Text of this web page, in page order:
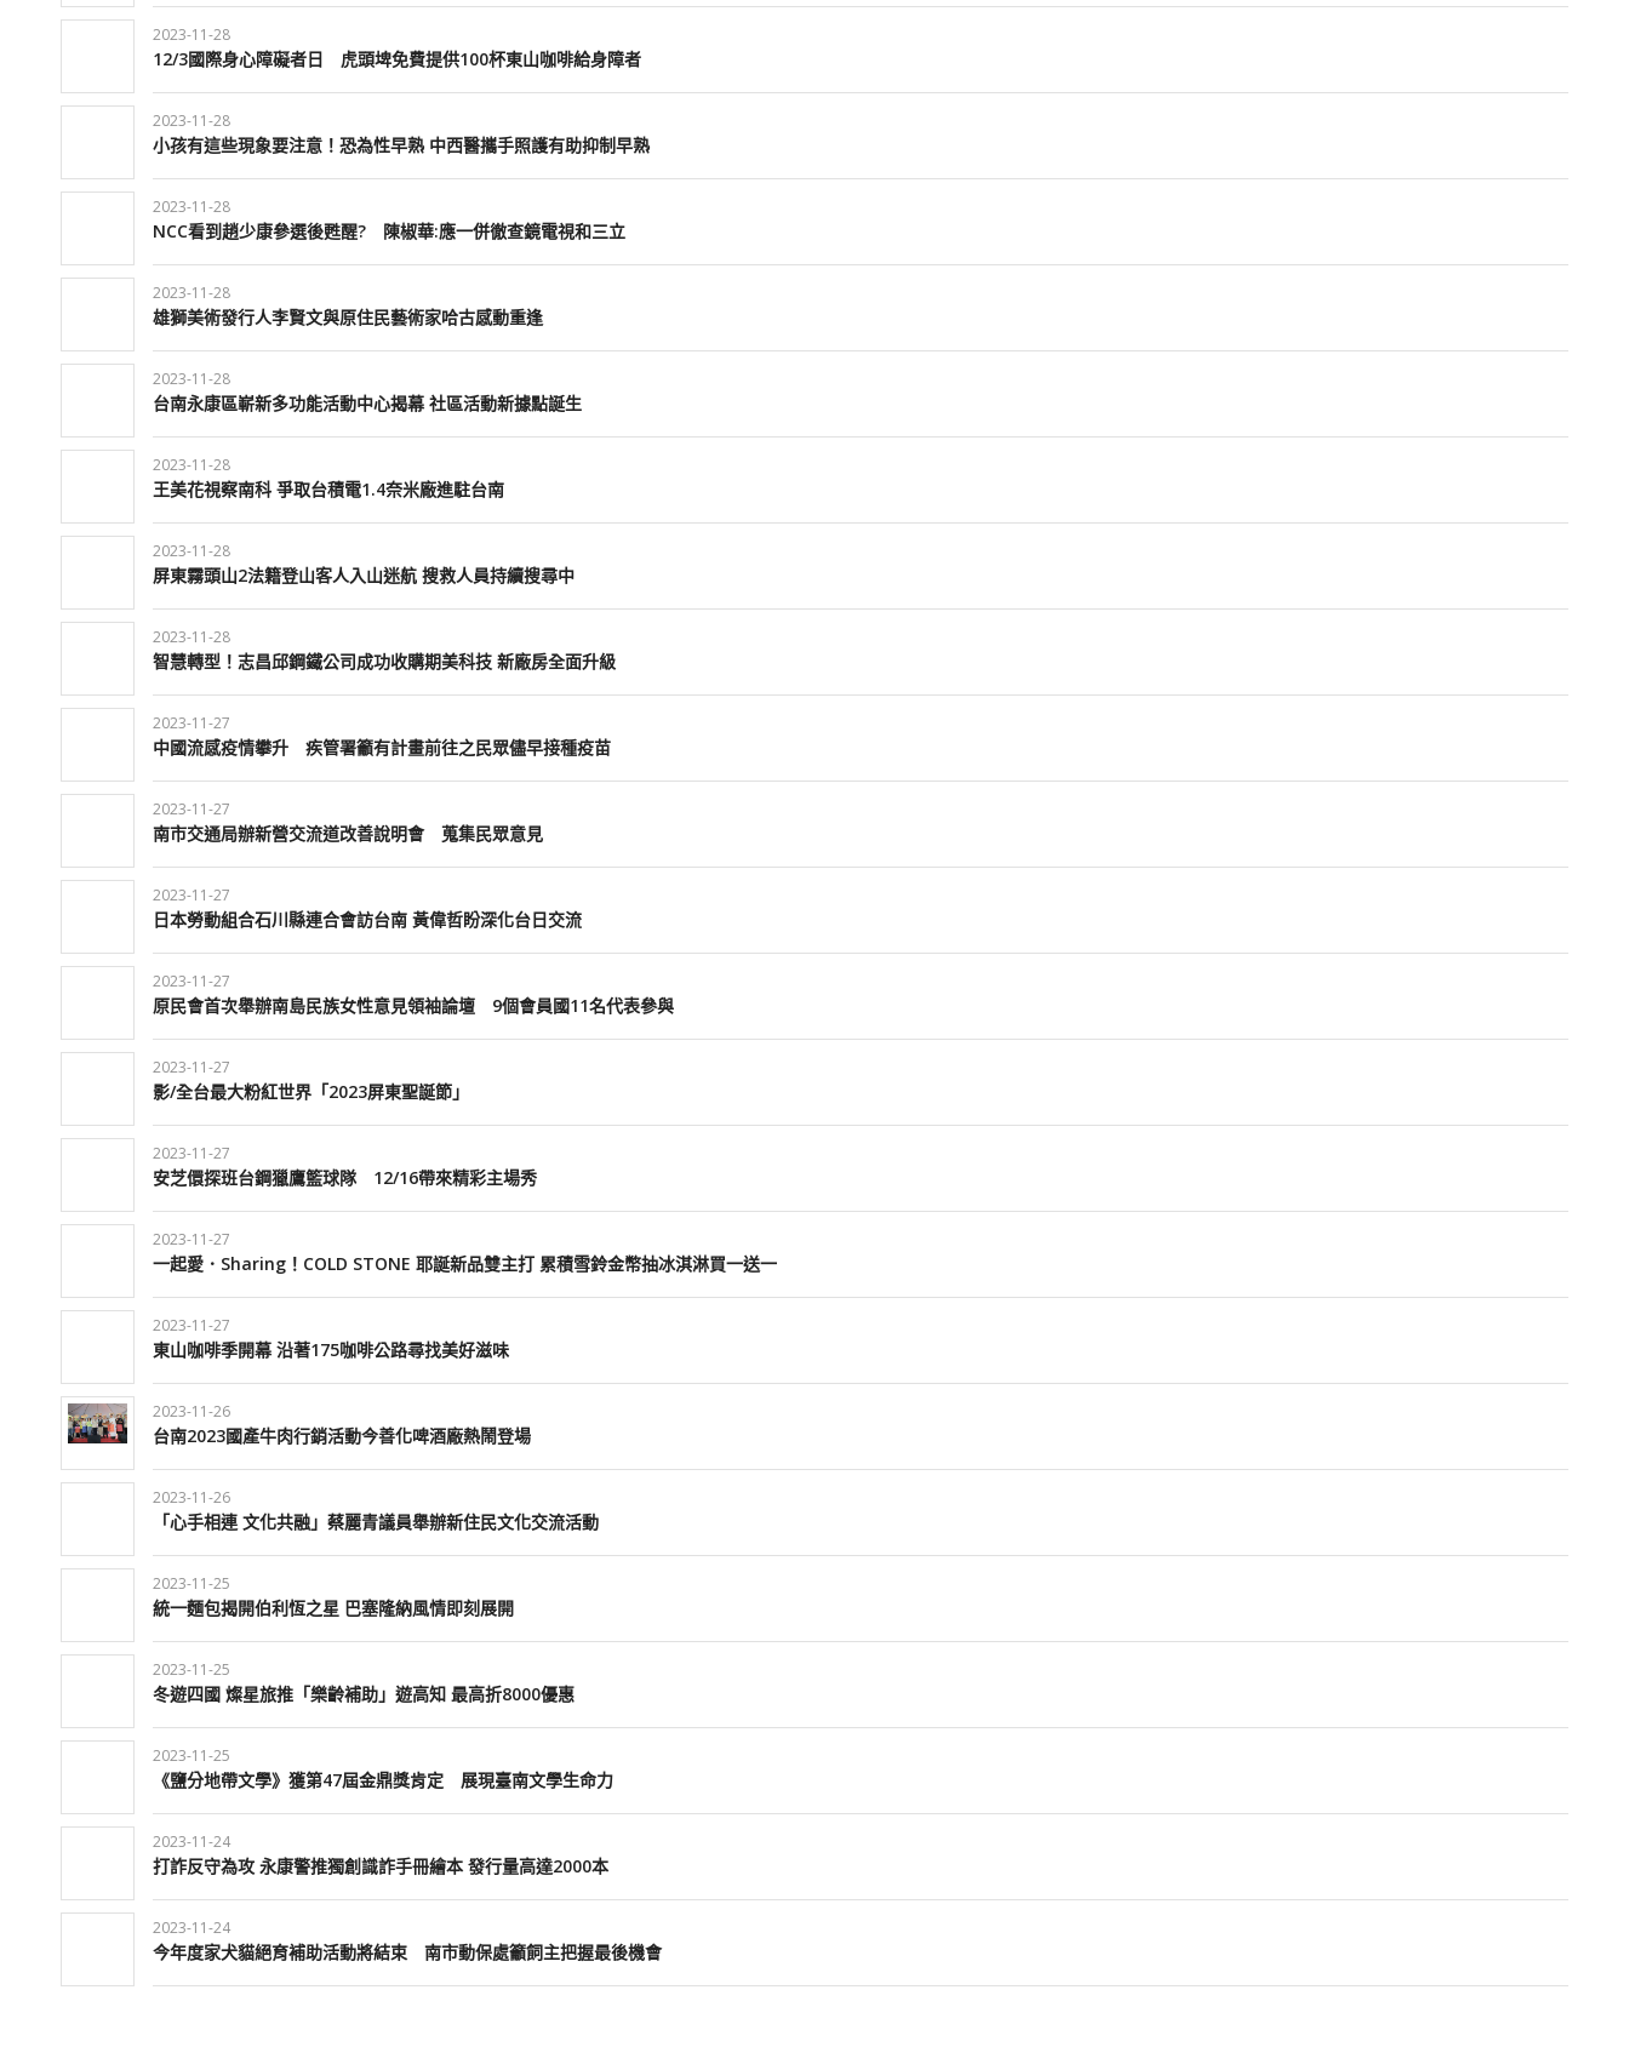
2023-11-28
12/3國際身心障礙者日 虎頭埤免費提供100杯東山咖啡給身障者
2023-11-28
小孩有這些現象要注意！恐為性早熟 中西醫攜手照護有助抑制早熟
2023-11-28
NCC看到趙少康參選後甦醒? 陳椒華:應一併徹查鏡電視和三立
2023-11-28
雄獅美術發行人李賢文與原住民藝術家哈古感動重逢
2023-11-28
台南永康區嶄新多功能活動中心揭幕 社區活動新據點誕生
2023-11-28
王美花視察南科 爭取台積電1.4奈米廠進駐台南
2023-11-28
屏東霧頭山2法籍登山客人入山迷航 搜救人員持續搜尋中
2023-11-28
智慧轉型！志昌邱鋼鐵公司成功收購期美科技 新廠房全面升級
2023-11-27
中國流感疫情攀升 疾管署籲有計畫前往之民眾儘早接種疫苗
2023-11-27
南市交通局辦新營交流道改善說明會 蒐集民眾意見
2023-11-27
日本勞動組合石川縣連合會訪台南 黃偉哲盼深化台日交流
2023-11-27
原民會首次舉辦南島民族女性意見領袖論壇 9個會員國11名代表參與
2023-11-27
影/全台最大粉紅世界「2023屏東聖誕節」
2023-11-27
安芝儇探班台鋼獵鷹籃球隊 12/16帶來精彩主場秀
2023-11-27
一起愛．Sharing！COLD STONE 耶誕新品雙主打 累積雪鈴金幣抽冰淇淋買一送一
2023-11-27
東山咖啡季開幕 沿著175咖啡公路尋找美好滋味
2023-11-26
台南2023國產牛肉行銷活動今善化啤酒廠熱鬧登場
2023-11-26
「心手相連 文化共融」蔡麗青議員舉辦新住民文化交流活動
2023-11-25
統一麵包揭開伯利恆之星 巴塞隆納風情即刻展開
2023-11-25
冬遊四國 燦星旅推「樂齡補助」遊高知 最高折8000優惠
2023-11-25
《鹽分地帶文學》獲第47屆金鼎獎肯定 展現臺南文學生命力
2023-11-24
打詐反守為攻 永康警推獨創識詐手冊繪本 發行量高達2000本
2023-11-24
今年度家犬貓絕育補助活動將結束 南市動保處籲飼主把握最後機會